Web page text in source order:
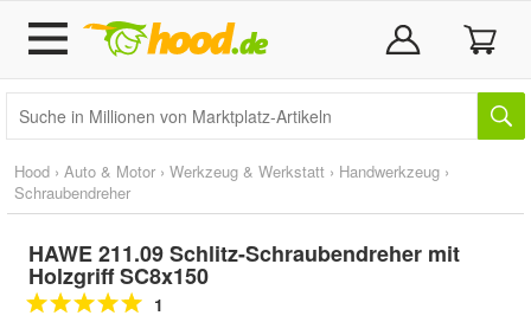
Hood › Auto & Motor › Werkzeug & Werkstatt › Handwerkzeug ›
Schraubendreher
HAWE 211.09 Schlitz-Schraubendreher mit
Holzgriff SC8x150
1